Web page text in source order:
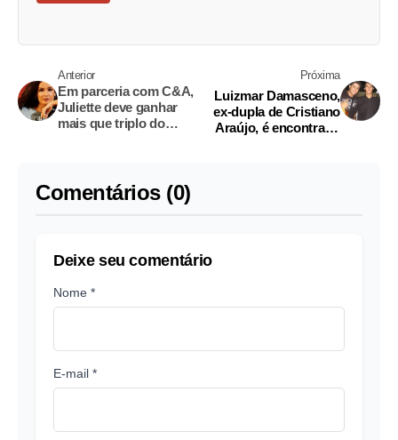
Anterior
Em parceria com C&A,
Juliette deve ganhar
mais que triplo do
Próxima
Luizmar Damasceno,
ex-dupla de Cristiano
Araújo, é encontrado
Comentários (0)
Deixe seu comentário
Nome *
E-mail *